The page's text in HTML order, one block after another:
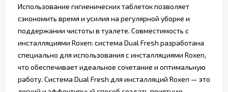
Использование гигиенических таблеток позволяет
сэкономить время и усилия на регулярной уборке и
поддержании чистоты в туалете. Совместимость с
инсталляциями Roxen: система Dual Fresh разработана
специально для использования с инсталляциями Roxen,
что обеспечивает идеальное сочетание и оптимальную
работу. Система Dual Fresh для инсталляций Roxen — это